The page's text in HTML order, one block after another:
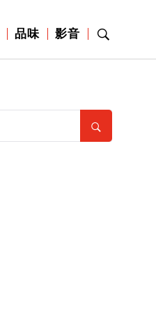
品味 影音